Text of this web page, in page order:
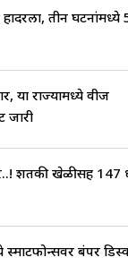
हादरला, तीन घटनांमध्ये
या राज्यामध्ये वीज
जारी
शतकी खेळीसह 147
बंपर